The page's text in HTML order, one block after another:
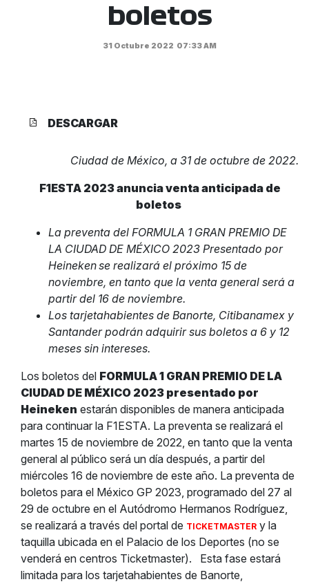
boletos
31 Octubre 2022 07:33 AM
DESCARGAR
Ciudad de México, a 31 de octubre de 2022.
F1ESTA 2023 anuncia venta anticipada de
boletos
La preventa del FORMULA 1 GRAN PREMIO DE
LA CIUDAD DE MÉXICO 2023 Presentado por
Heinekense realizará el próximo 15 de
noviembre, en tanto que la venta general será a
partir del 16 de noviembre.
Los tarjetahabientes de Banorte, Citibanamex y
Santander podrán adquirir sus boletos a 6 y 12
meses sin intereses.
Los boletos del FORMULA 1 GRAN PREMIO DE LA
CIUDAD DE MÉXICO 2023 presentado por
Heineken estarán disponibles de manera anticipada
para continuar la F1ESTA. La preventa se realizará el
martes 15 de noviembre de 2022, en tanto que la venta
general al público será un día después, a partir del
miércoles 16 de noviembre de este año. La preventa de
boletos para el México GP 2023, programado del 27 al
29 de octubre en el Autódromo Hermanos Rodríguez,
se realizará a través del portal de TICKETMASTER y la
taquilla ubicada en el Palacio de los Deportes (no se
venderá en centros Ticketmaster).
Esta fase estará
limitada para los tarjetahabientes de Banorte,